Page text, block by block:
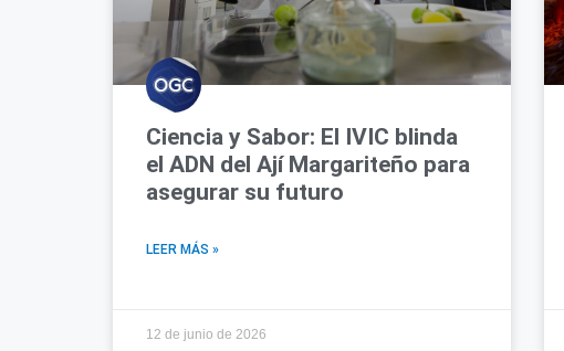
Ciencia y Sabor: El IVIC blinda
el ADN del Ají Margariteño para
asegurar su futuro
LEER MÁS »
12 de junio de 2026